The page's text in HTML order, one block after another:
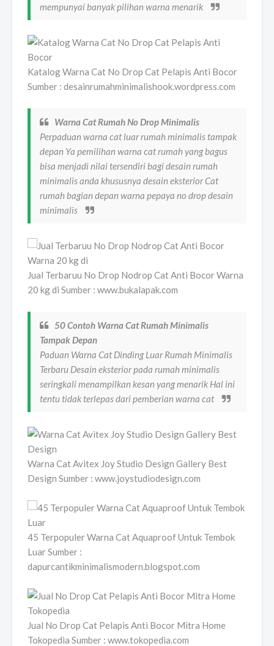
mempunyai banyak pilihan warna menarik
Katalog Warna Cat No Drop Cat Pelapis Anti Bocor
Sumber : desainrumahminimalishook.wordpress.com
Warna Cat Rumah No Drop Minimalis
Perpaduan warna cat luar rumah minimalis tampak
depan Ya pemilihan warna cat rumah yang bagus
bisa menjadi nilai tersendiri bagi desain rumah
minimalis anda khususnya desain eksterior Cat
rumah bagian depan warna pepaya no drop desain
minimalis
Jual Terbaruu No Drop Nodrop Cat Anti Bocor Warna
20 kg di Sumber : www.bukalapak.com
50 Contoh Warna Cat Rumah Minimalis
Tampak Depan
Paduan Warna Cat Dinding Luar Rumah Minimalis
Terbaru Desain eksterior pada rumah minimalis
seringkali menampilkan kesan yang menarik Hal ini
tentu tidak terlepas dari pemberian warna cat
Warna Cat Avitex Joy Studio Design Gallery Best
Design Sumber : www.joystudiodesign.com
45 Terpopuler Warna Cat Aquaproof Untuk Tembok
Luar Sumber :
dapurcantikminimalismodern.blogspot.com
Jual No Drop Cat Pelapis Anti Bocor Mitra Home
Tokopedia Sumber : www.tokopedia.com